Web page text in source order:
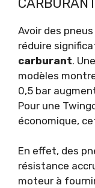
Avoir des
réduire
carburant.
modèles
0,5 bar
Pour une
économique,
En effet, des
résistance
moteur à